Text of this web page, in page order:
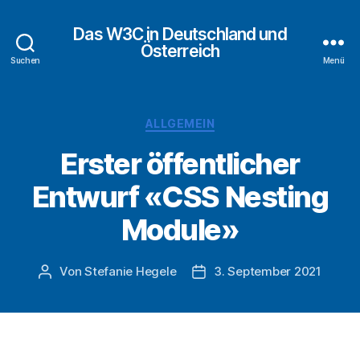
Suchen
Das W3C in Deutschland und
Österreich
Menü
Kategorien
ALLGEMEIN
Erster öffentlicher
Entwurf «CSS Nesting
Module»
Beitragsautor
VonStefanie Hegele Veröffentlichungsdatum
3. September 2021